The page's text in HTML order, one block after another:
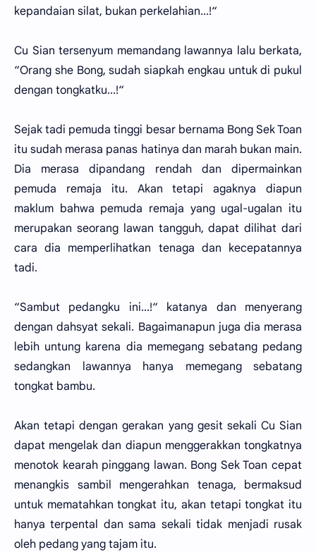
kepandaian silat, bukan perkelahian...!“
Cu Sian tersenyum memandang lawannya lalu berkata,
“Orang she Bong, sudah siapkah engkau untuk di pukul
dengan tongkatku...!“
Sejak tadi pemuda tinggi besar bernama Bong Sek Toan
itu sudah merasa panas hatinya dan marah bukan main.
Dia merasa dipandang rendah dan dipermainkan
pemuda remaja itu. Akan tetapi agaknya diapun
maklum bahwa pemuda remaja yang ugal-ugalan itu
merupakan seorang lawan tangguh, dapat dilihat dari
cara dia memperlihatkan tenaga dan kecepatannya
tadi.
“Sambut pedangku ini...!“ katanya dan menyerang
dengan dahsyat sekali. Bagaimanapun juga dia merasa
lebih untung karena dia memegang sebatang pedang
sedangkan lawannya hanya memegang sebatang
tongkat bambu.
Akan tetapi dengan gerakan yang gesit sekali Cu Sian
dapat mengelak dan diapun menggerakkan tongkatnya
menotok kearah pinggang lawan. Bong Sek Toan cepat
menangkis sambil mengerahkan tenaga, bermaksud
untuk mematahkan tongkat itu, akan tetapi tongkat itu
hanya terpental dan sama sekali tidak menjadi rusak
oleh pedang yang tajam itu.